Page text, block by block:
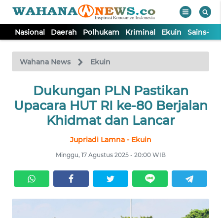
Nasional Daerah Polhukam Kriminal Ekuin Sains-
Wahana News Ekuin
Dukungan PLN Pastikan
Upacara HUT RI ke-80 Berjalan
Khidmat dan Lancar
Jupriadi Lamna - Ekuin
Minggu, 17 Agustus 2025 - 20:00 WIB
TV
Tutup
NASIONAL
KRIMINAL
EKUIN